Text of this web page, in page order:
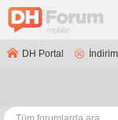
DH Portal